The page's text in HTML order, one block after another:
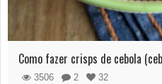
Como fazer crisps de cebola
3506 2
32